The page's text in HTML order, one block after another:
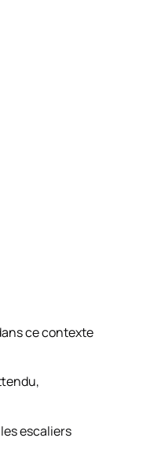
ce contexte
escaliers